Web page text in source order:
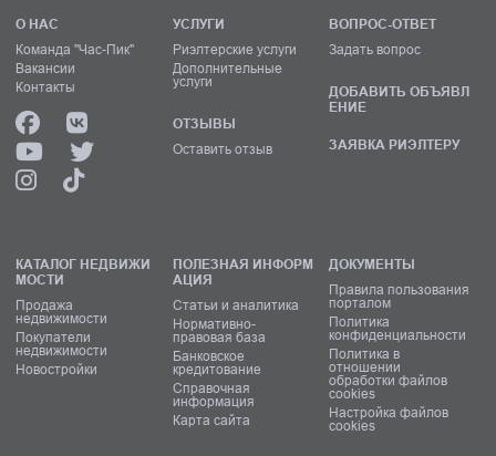
О НАС
Команда "Час-Пик"
Вакансии
Контакты
УСЛУГИ
Риэлтерские услуги
Дополнительные
услуги
ОТЗЫВЫ
Оставить отзыв
ВОПРОС-ОТВЕТ
Задать вопрос
ДОБАВИТЬ ОБЪЯВЛ
ЕНИЕ
ЗАЯВКА РИЭЛТЕРУ
КАТАЛОГ НЕДВИЖИ
МОСТИ
Продажа
недвижимости
Покупатели
недвижимости
Новостройки
ПОЛЕЗНАЯ ИНФОРМ
АЦИЯ
Статьи и аналитика
Нормативно-
правовая база
Банковское
кредитование
Справочная
информация
Карта сайта
ДОКУМЕНТЫ
Правила пользования
порталом
Политика
конфиденциальности
Политика в
отношении
обработки файлов
cookies
Настройка файлов
cookies